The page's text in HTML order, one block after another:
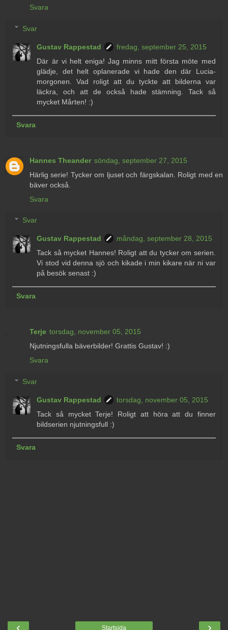
Svara
Svar
Gustav Rappestad
fredag, september 25, 2015
Där är vi helt eniga! Jag minns mitt första möte med
glädje, det helt oplanerade vi hade den där Lucia-
morgonen. Vad roligt att du tyckte att bilderna var
läckra, och att de också hade stämning. Tack så
mycket Mårten! :)
Svara
Hannes Theander söndag, september 27, 2015
Härlig serie! Tycker om ljuset och färgskalan. Roligt med en
bäver också.
Svara
Svar
Gustav Rappestad
måndag, september 28, 2015
Tack så mycket Hannes! Roligt att du tycker om serien.
Vi stod vid denna sjö och kikade i min kikare när ni var
på besök senast :)
Svara
Terje torsdag, november 05, 2015
Njutningsfulla bäverbilder! Grattis Gustav! :)
Svara
Svar
Gustav Rappestad
torsdag, november 05, 2015
Tack så mycket Terje! Roligt att höra att du finner
bildserien njutningsfull :)
Svara
Startsida